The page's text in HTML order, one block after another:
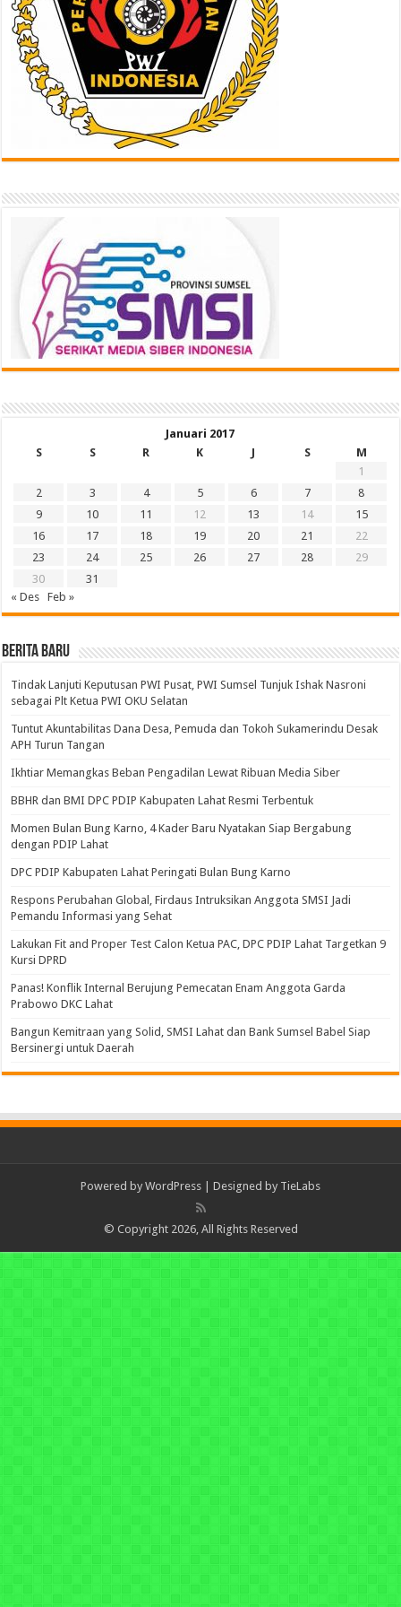
Januari 2017
S
S R K J S
M
1
2
3 4 5 6 7
8
9
10 11 12 13 14
15
16
17 18 19 20 21
22
23
24 25 26 27 28
29
30
31
« Des
Feb »
BERITA BARU
Tindak Lanjuti Keputusan PWI Pusat, PWI Sumsel Tunjuk Ishak Nasroni
sebagai Plt Ketua PWI OKU Selatan
Tuntut Akuntabilitas Dana Desa, Pemuda dan Tokoh Sukamerindu Desak
APH Turun Tangan
Ikhtiar Memangkas Beban Pengadilan Lewat Ribuan Media Siber
BBHR dan BMI DPC PDIP Kabupaten Lahat Resmi Terbentuk
Momen Bulan Bung Karno, 4 Kader Baru Nyatakan Siap Bergabung
dengan PDIP Lahat
DPC PDIP Kabupaten Lahat Peringati Bulan Bung Karno
Respons Perubahan Global, Firdaus Intruksikan Anggota SMSI Jadi
Pemandu Informasi yang Sehat
Lakukan Fit and Proper Test Calon Ketua PAC, DPC PDIP Lahat Targetkan 9
Kursi DPRD
Panas! Konflik Internal Berujung Pemecatan Enam Anggota Garda
Prabowo DKC Lahat
Bangun Kemitraan yang Solid, SMSI Lahat dan Bank Sumsel Babel Siap
Bersinergi untuk Daerah
Powered by WordPress | Designed by TieLabs
© Copyright 2026, All Rights Reserved